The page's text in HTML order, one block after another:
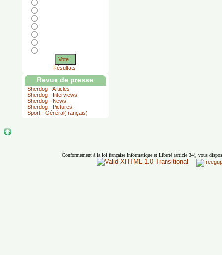
Vote !
Résultats
Revue de presse
Sherdog - Articles
Sherdog - Interviews
Sherdog - News
Sherdog - Pictures
Sport - Général(français)
Conformément à la loi française Informatique et Liberté (article 34), vous